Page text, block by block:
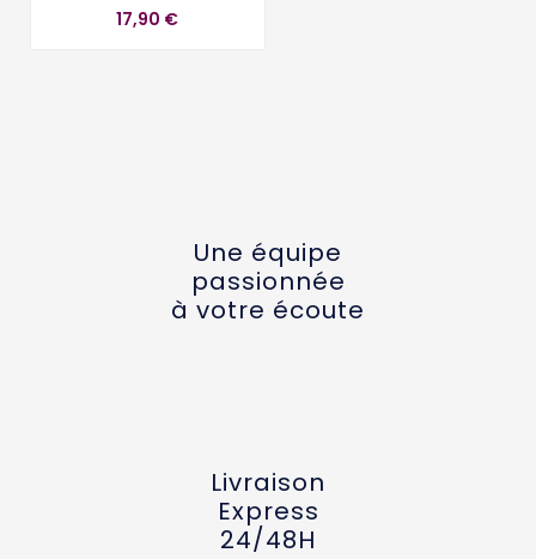
17,90 €
Une équipe
passionnée
à votre écoute
Livraison
Express
24/48H